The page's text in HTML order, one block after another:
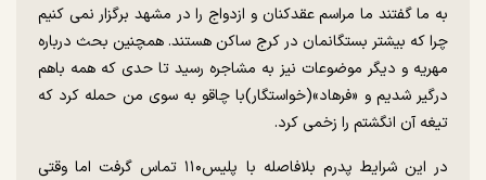
به ما گفتند ما مراسم عقدکنان و ازدواج را در مشهد برگزار نمی کنیم
چرا که بیشتر بستگانمان در کرج ساکن هستند. همچنین بحث درباره
مهریه و دیگر موضوعات نیز به مشاجره رسید تا حدی که همه باهم
درگیر شدیم و «فرهاد»(خواستگار)با چاقو به سوی من حمله کرد که
تیغه آن انگشتم را زخمی کرد.
در این شرایط پدرم بلافاصله با پلیس۱۱۰ تماس گرفت اما وقتی